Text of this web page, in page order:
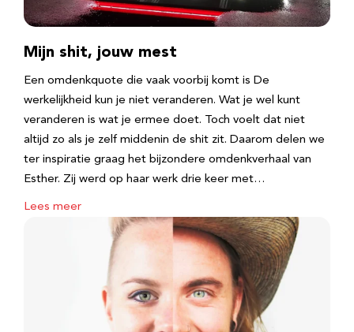
Mijn shit, jouw mest
Een omdenkquote die vaak voorbij komt is De
werkelijkheid kun je niet veranderen. Wat je wel kunt
veranderen is wat je ermee doet. Toch voelt dat niet
altijd zo als je zelf middenin de shit zit. Daarom delen we
ter inspiratie graag het bijzondere omdenkverhaal van
Esther. Zij werd op haar werk drie keer met…
Lees meer